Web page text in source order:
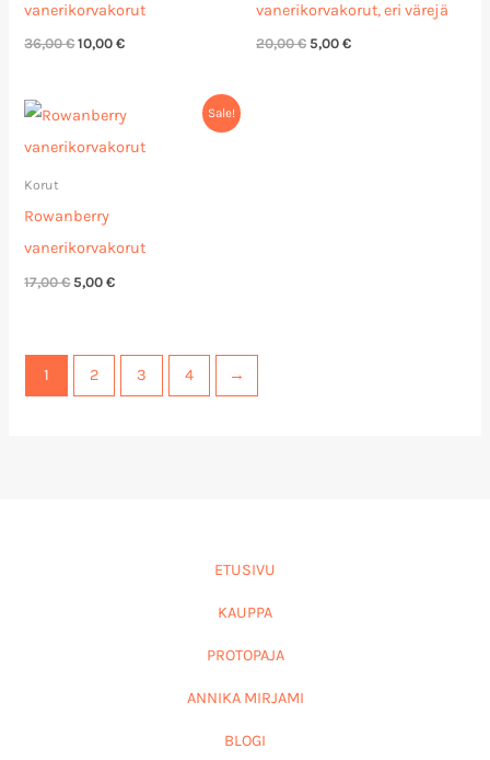
vanerikorvakorut
36,00€ 10,00€
vanerikorvakorut, eri värejä
20,00€ 5,00 €
Sale!
Korut
Rowanberry
vanerikorvakorut
17,00€
Alkuperäinen
hinta
oli:
5,00€
hinta
on:
1 2 3 4 →
ETUSIVU
KAUPPA
PROTOPAJA
ANNIKA MIRJAMI
BLOGI